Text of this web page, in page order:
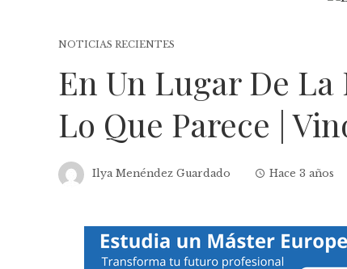
NOTICIAS RECIENTES
En Un Lugar De
Lo Que Parece |
Ilya Menéndez Guardado Hace 3 años